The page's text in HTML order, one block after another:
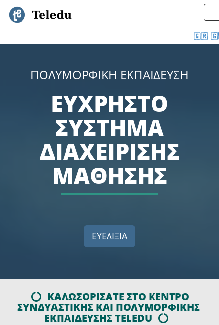
🇬🇷
ΠΟΛΥΜΟΡΦΙΚΗ ΕΚΠΑΙΔΕΥΣΗ
ΕΥΧΡΗΣΤΟ
ΣΥΣΤΗΜΑ
ΔΙΑΧΕΙΡΙΣΗΣ
ΜΑΘΗΣΗΣ
ΕΥΕΛΙΞΙΑ
ΚΑΛΩΣΟΡΙΣΑΤΕ ΣΤΟ ΚΕΝΤΡΟ
ΣΥΝΔΥΑΣΤΙΚΗΣ ΚΑΙ ΠΟΛΥΜΟΡΦΙΚΗΣ
ΕΚΠΑΙΔΕΥΣΗΣ TELEDU